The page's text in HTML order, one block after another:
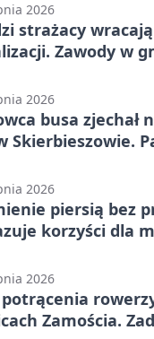
2026
strażacy
Zawody w
2026
busa zjechał
Skierbieszowie.
2026
piersią bez
korzyści dla
2026
potrącenia
Zamościa.